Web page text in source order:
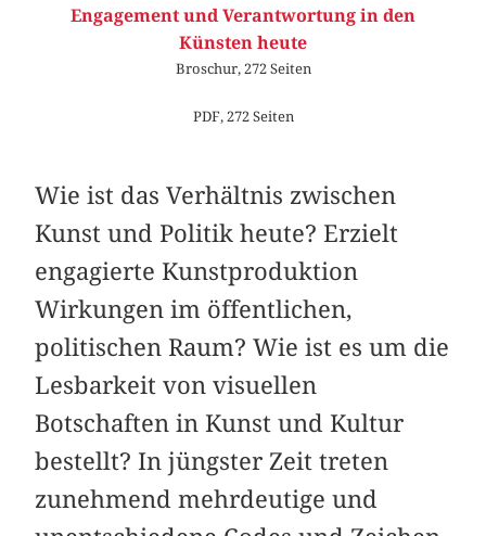
Engagement und Verantwortung in den
Künsten heute
Broschur, 272 Seiten
PDF, 272 Seiten
Wie ist das Verhältnis zwischen
Kunst und Politik heute? Erzielt
engagierte Kunstproduktion
Wirkungen im öffentlichen,
politischen Raum? Wie ist es um die
Lesbarkeit von visuellen
Botschaften in Kunst und Kultur
bestellt? In jüngster Zeit treten
zunehmend mehrdeutige und